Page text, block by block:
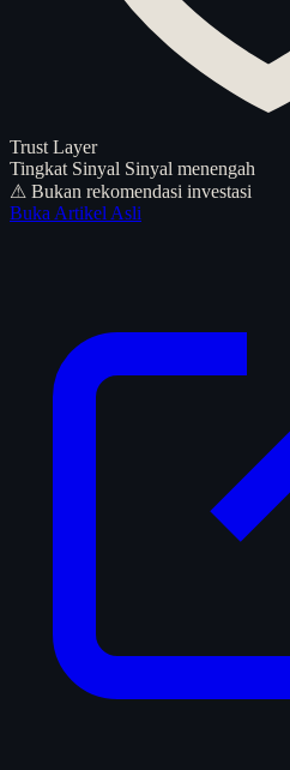
Trust Layer
Tingkat Sinyal Sinyal menengah
⚠ Bukan rekomendasi investasi
Buka Artikel Asli